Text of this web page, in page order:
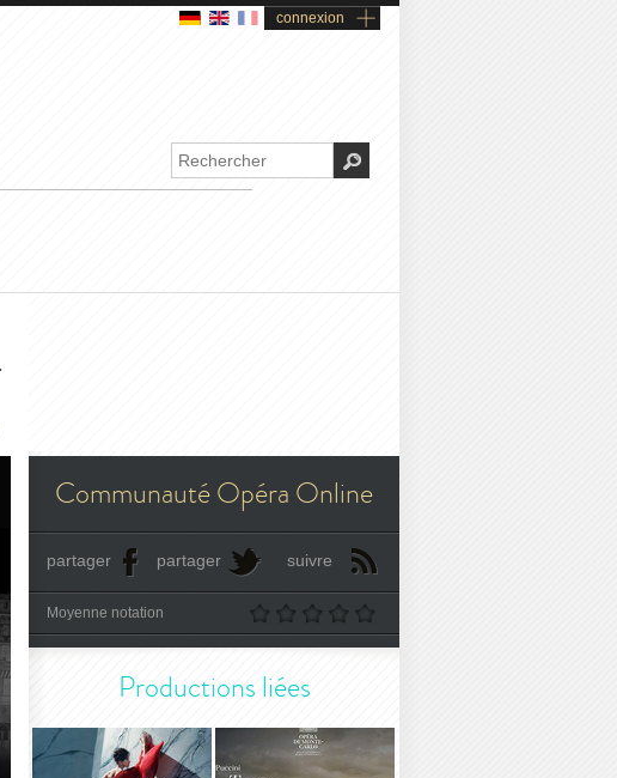
connexion
(2021)
Communauté Opéra Online
partager partager suivre
Moyenne notation
Productions liées